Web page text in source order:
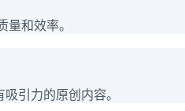
和效率。
引力的原创内容。